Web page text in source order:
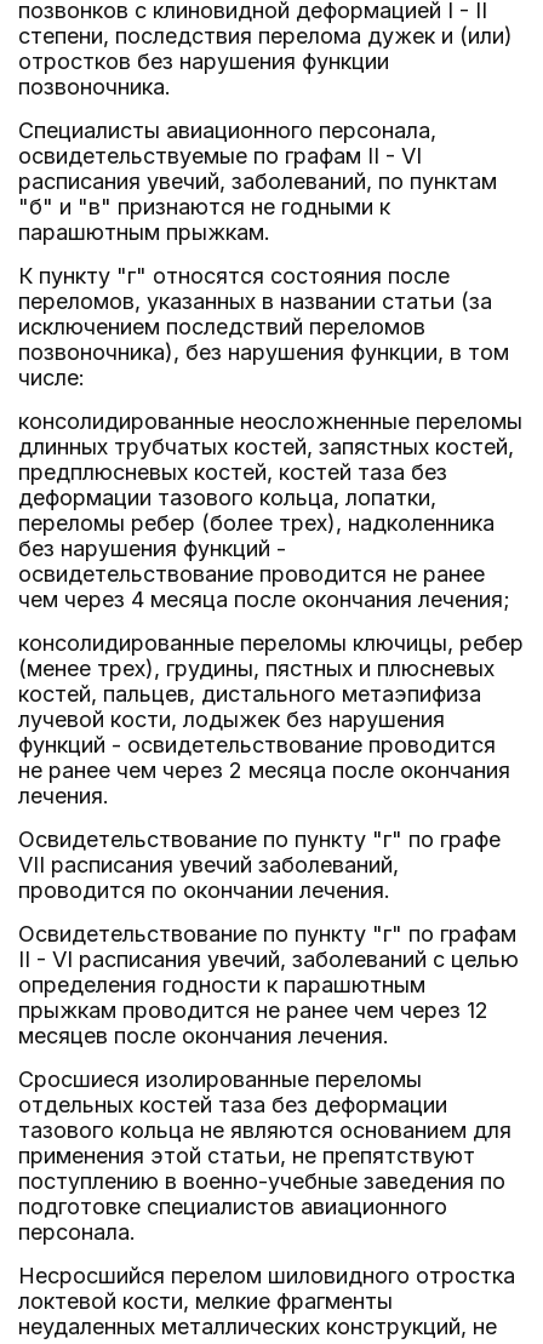
позвонков с клиновидной деформацией I - II
степени, последствия перелома дужек и (или)
отростков без нарушения функции
позвоночника.
Специалисты авиационного персонала,
освидетельствуемые по графам II - VI
расписания увечий, заболеваний, по пунктам
"б" и "в" признаются не годными к
парашютным прыжкам.
К пункту "г" относятся состояния после
переломов, указанных в названии статьи (за
исключением последствий переломов
позвоночника), без нарушения функции, в том
числе:
консолидированные неосложненные переломы
длинных трубчатых костей, запястных костей,
предплюсневых костей, костей таза без
деформации тазового кольца, лопатки,
переломы ребер (более трех), надколенника
без нарушения функций -
освидетельствование проводится не ранее
чем через 4 месяца после окончания лечения;
консолидированные переломы ключицы, ребер
(менее трех), грудины, пястных и плюсневых
костей, пальцев, дистального метаэпифиза
лучевой кости, лодыжек без нарушения
функций - освидетельствование проводится
не ранее чем через 2 месяца после окончания
лечения.
Освидетельствование по пункту "г" по графе
VII расписания увечий заболеваний,
проводится по окончании лечения.
Освидетельствование по пункту "г" по графам
II - VI расписания увечий, заболеваний с целью
определения годности к парашютным
прыжкам проводится не ранее чем через 12
месяцев после окончания лечения.
Сросшиеся изолированные переломы
отдельных костей таза без деформации
тазового кольца не являются основанием для
применения этой статьи, не препятствуют
поступлению в военно-учебные заведения по
подготовке специалистов авиационного
персонала.
Несросшийся перелом шиловидного отростка
локтевой кости, мелкие фрагменты
неудаленных металлических конструкций, не